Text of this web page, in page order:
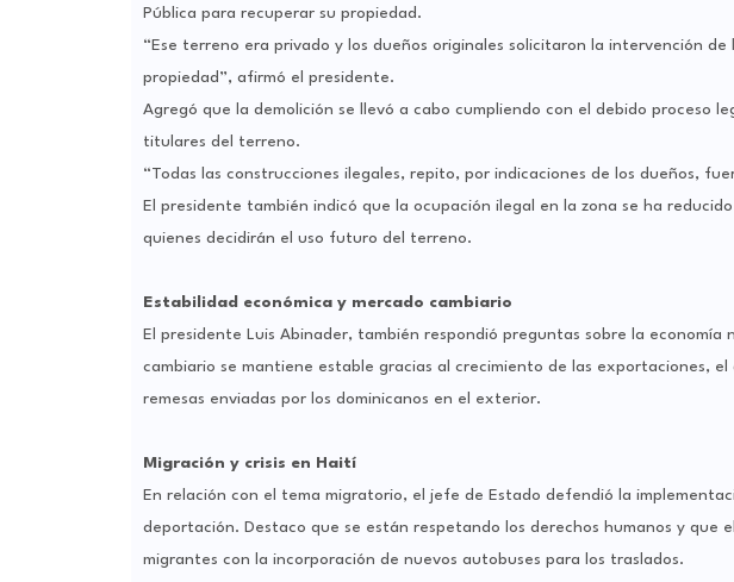
Pública para recuperar su propiedad.
“Ese terreno era privado y los dueños originales solicitaron la intervención de
propiedad”, afirmó el presidente.
Agregó que la demolición se llevó a cabo cumpliendo con el debido proceso
titulares del terreno.
“Todas las construcciones ilegales, repito, por indicaciones de los dueños,
El presidente también indicó que la ocupación ilegal en la zona se ha
quienes decidirán el uso futuro del terreno.
Estabilidad económica y mercado cambiario
El presidente Luis Abinader, también respondió preguntas sobre la economía
cambiario se mantiene estable gracias al crecimiento de las exportaciones,
remesas enviadas por los dominicanos en el exterior.
Migración y crisis en Haití
En relación con el tema migratorio, el jefe de Estado defendió la
deportación. Destaco que se están respetando los derechos humanos y que
migrantes con la incorporación de nuevos autobuses para los traslados.